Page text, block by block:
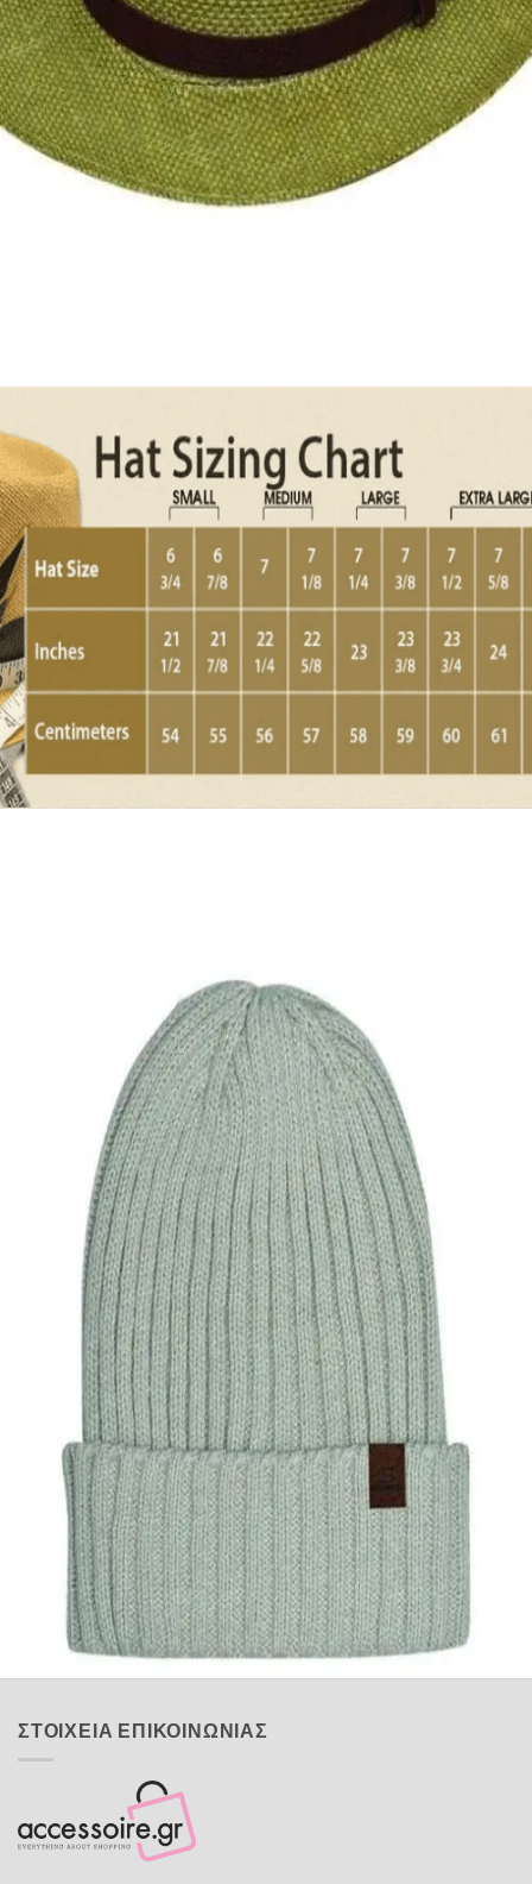
Quick View
Εξαντλημένο
ΑΝΔΡΙΚΑ ΚΑΠΕΛΑ
Fedora με δερμάτινο λουράκι
12,00€
Quick View
Εξαντλημένο
ΑΝΔΡΙΚΑ
Quick View
Εξαντλημένο
ΑΝΔΡΙΚΑ ΣΚΟΥΦΙΑ
Ανδρικό σκουφί Stamion Accessories
10,00 €
ΣΤΟΙΧΕΙΑ ΕΠΙΚΟΙΝΩΝΙΑΣ